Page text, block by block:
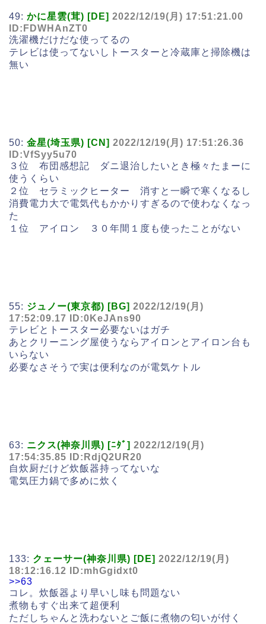
49: かに星雲(茸) [DE] 2022/12/19(月) 17:51:21.00
ID:FDWHAnZT0
洗濯機だけだな使ってるの
テレビは使ってないしトースターと冷蔵庫と掃除機は
無い
50: 金星(埼玉県) [CN] 2022/12/19(月) 17:51:26.36
ID:VfSyy5u70
３位 布団感想記 ダニ退治したいとき極々たまーに
使うくらい
２位 セラミックヒーター 消すと一瞬で寒くなるし
消費電力大で電気代もかかりすぎるので使わなくなっ
た
１位 アイロン ３０年間１度も使ったことがない
55: ジュノー(東京都) [BG] 2022/12/19(月)
17:52:09.17 ID:0KeJAns90
テレビとトースター必要ないはガチ
あとクリーニング屋使うならアイロンとアイロン台も
いらない
必要なさそうで実は便利なのが電気ケトル
63: ニクス(神奈川県) [ﾆﾀﾞ] 2022/12/19(月)
17:54:35.85 ID:RdjQ2UR20
自炊厨だけど炊飯器持ってないな
電気圧力鍋で多めに炊く
133: クェーサー(神奈川県) [DE] 2022/12/19(月)
18:12:16.12 ID:mhGgidxt0
>>63
コレ。炊飯器より早いし味も問題ない
煮物もすぐ出来て超便利
ただしちゃんと洗わないとご飯に煮物の匂いが付く